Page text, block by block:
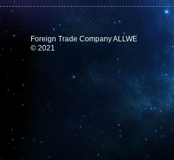
Foreign Trade Company ALLWE
© 2021